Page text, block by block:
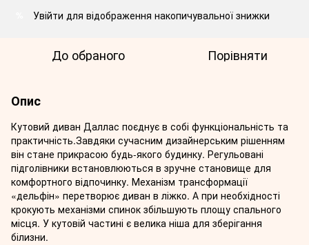
Увійти для відображення накопичувальної знижки
До обраного Порівняти
Опис
Кутовий диван Даллас поєднує в собі функціональність та
практичність.Завдяки сучасним дизайнерським рішенням
він стане прикрасою будь-якого будинку. Регульовані
підголівники встановлюються в зручне становище для
комфортного відпочинку. Механізм трансформації
«дельфін» перетворює диван в ліжко. А при необхідності
крокують механізми спинок збільшують площу спального
місця. У кутовій частині є велика ніша для зберігання
білизни.